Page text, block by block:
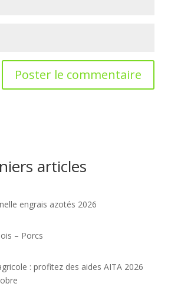
articles
engrais azotés 2026
– Porcs
: profitez des aides AITA 2026